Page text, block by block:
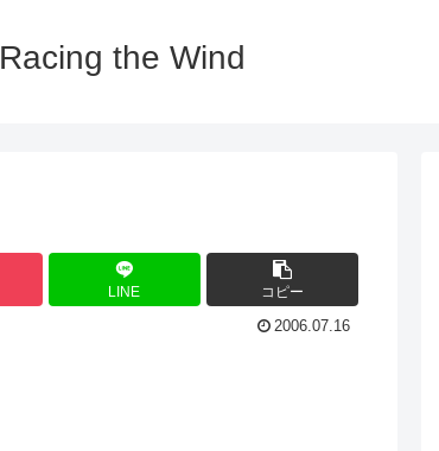
Racing the Wind
LINE コピー
2006.07.16